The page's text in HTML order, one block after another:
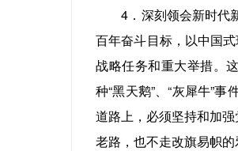
4．深刻领会新时代新
百年奋斗目标，以中国
战略任务和重大举措。
种“黑天鹅”、“灰犀牛”
道路上，必须坚持和加
老路，也不走改旗易帜